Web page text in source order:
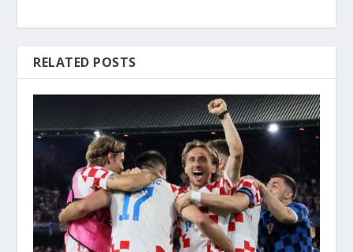
RELATED POSTS